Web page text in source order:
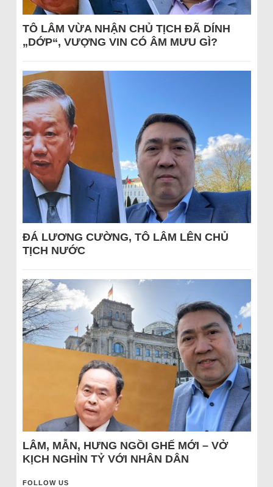
TÔ LÂM VỪA NHẬN CHỦ TỊCH ĐÃ DÍNH
„DỚP“, VƯỢNG VIN CÓ ÂM MƯU GÌ?
ĐÁ LƯƠNG CƯỜNG, TÔ LÂM LÊN CHỦ
TỊCH NƯỚC
LÂM, MẪN, HƯNG NGỒI GHẾ MỚI – VỞ
KỊCH NGHÌN TỶ VỚI NHÂN DÂN
FOLLOW US